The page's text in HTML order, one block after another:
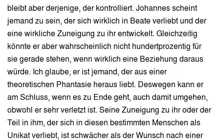
bleibt aber derjenige, der kontrolliert. Johannes scheint
jemand zu sein, der sich wirklich in Beate verliebt und der
eine wirkliche Zuneigung zu ihr entwickelt. Gleichzeitig
könnte er aber wahrscheinlich nicht hundertprozentig für
sie gerade stehen, wenn wirklich eine Beziehung daraus
würde. Ich glaube, er ist jemand, der aus einer
theoretischen Phantasie heraus liebt. Deswegen kann er
am Schluss, wenn es zu Ende geht, auch damit umgehen,
obwohl er sehr verletzt ist. Seine Zuneigung zu ihr oder der
Teil in ihm, der sich in diesen bestimmten Menschen als
Unikat verliebt, ist schwächer als der Wunsch nach einer